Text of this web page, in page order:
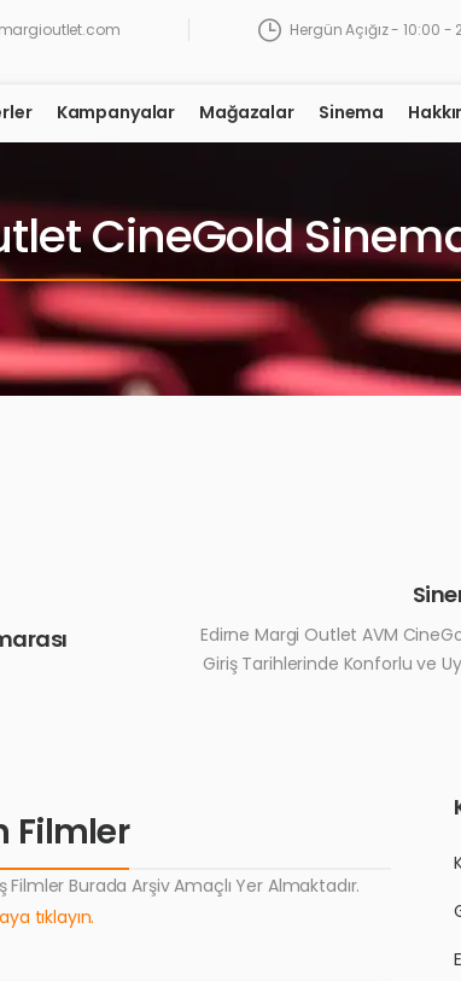
Hergün Açığız - 10:00 -
Kampanyalar Mağazalar Sinema
CineGold
Edirne Margi Outlet AVM
Giriş Tarihlerinde Konforlu ve
Filmler
Burada Arşiv Amaçlı Yer Almaktadır.
tıklayın.